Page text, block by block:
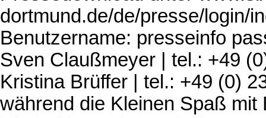
dortmund.de/de/presse/login/
Benutzername: presseinfo
Sven Claußmeyer | tel.: +49
Kristina Brüffer | tel.: +49 (0)
während die Kleinen Spaß